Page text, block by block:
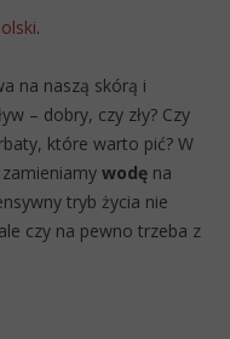
.
na naszą skórą i
– dobry, czy zły? Czy
które warto pić? W
wodę na
tryb życia nie
czy na pewno trzeba z